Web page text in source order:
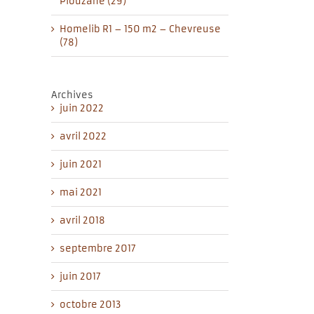
Homelib R1 – 150 m2 – Chevreuse
(78)
Archives
juin 2022
avril 2022
juin 2021
mai 2021
avril 2018
septembre 2017
juin 2017
octobre 2013